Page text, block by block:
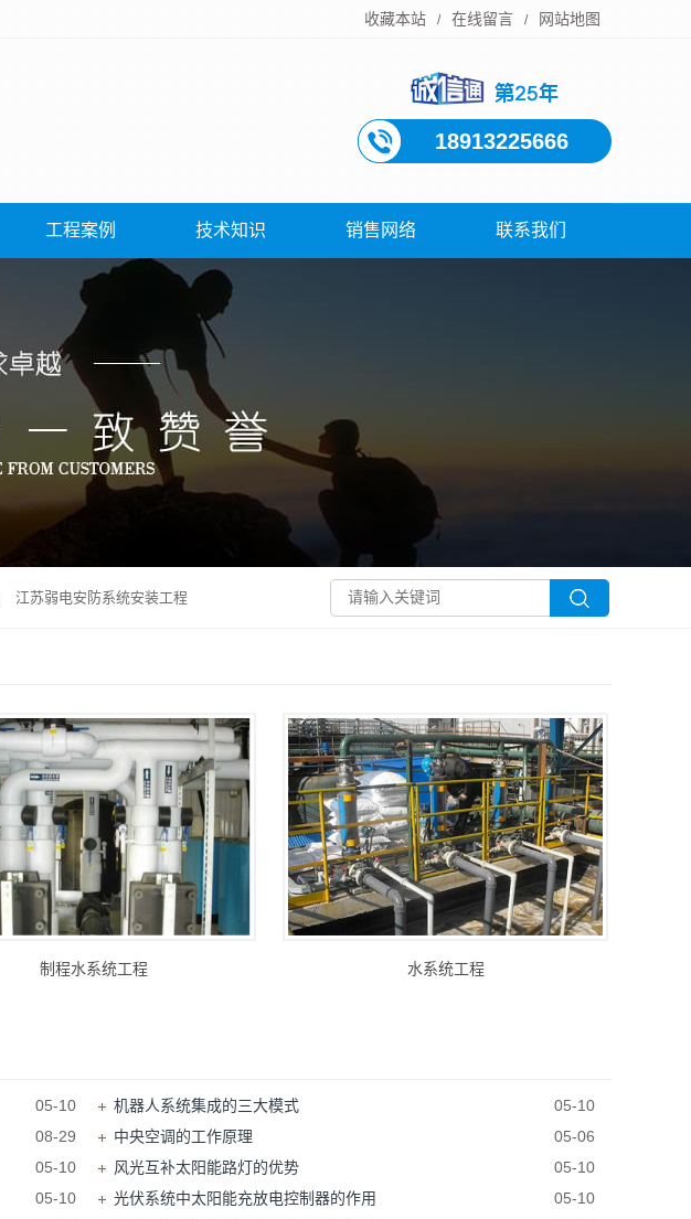
收藏本站 / 在线留言 / 网站地图
18913225666
工程案例 技术知识 销售网络 联系我们
江苏弱电安防系统安装工程
制程水系统工程 水系统工程
05-10 05-10
机器人系统集成的三大模式
08-29
05-06
中央空调的工作原理
05-10
05-10
风光互补太阳能路灯的优势
05-10
05-10
光伏系统中太阳能充放电控制器的作用